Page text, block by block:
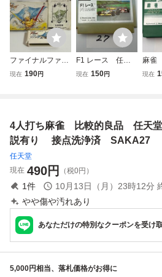
ファイナルファン
タジー3 任天
現在 190円
F1 レース 任天
堂 FC ファミコ
現在 150円
麻雀
ファ
現在
4人打ち麻雀 比較的良品 任
説有り 接点洗浄済 SAKA27
任天堂
現在 490円 （税0円）
1件 10月13日（月）23時12分
やや傷や汚れあり
あなただけの特別なクーポンを受け
5,000円相当、落札価格がお得に